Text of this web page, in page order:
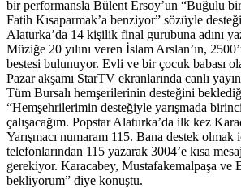
bir performansla Bülent Ersoy’un “Buğulu
Fatih Kısaparmak’a benziyor” sözüyle
Alaturka’da 14 kişilik final gurubuna adını
Müziğe 20 yılını veren İslam Arslan’ın,
bestesi bulunuyor. Evli ve bir çocuk babası
Pazar akşamı StarTV ekranlarında canlı
Tüm Bursalı hemşerilerinin desteğini
“Hemşehrilerimin desteğiyle yarışmada
çalışacağım. Popstar Alaturka’da ilk kez
Yarışmacı numaram 115. Bana destek olmak
telefonlarından 115 yazarak 3004’e kısa
gerekiyor. Karacabey, Mustafakemalpaşa ve
bekliyorum” diye konuştu.